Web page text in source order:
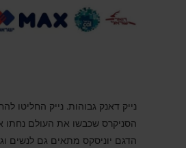
נייק דאנק גבוהות. נייק החליטו
הסניקרס שכבשו את העולם נחתו
הדגם יוניסקס מתאים גם לנשים